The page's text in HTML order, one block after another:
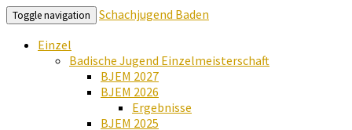
Toggle navigation
Schachjugend Baden
Einzel
Badische Jugend Einzelmeisterschaft
BJEM 2027
BJEM 2026
Ergebnisse
BJEM 2025